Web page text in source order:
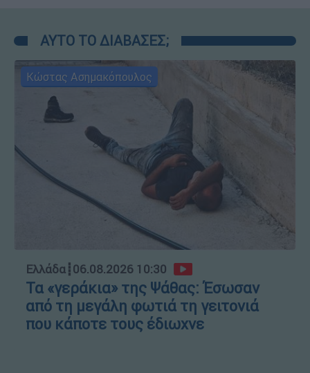
ΑΥΤΟ ΤΟ ΔΙΑΒΑΣΕΣ;
Κώστας Ασημακόπουλος
Ελλάδα┋06.08.2026 10:30
Τα «γεράκια» της Ψάθας: Έσωσαν
από τη μεγάλη φωτιά τη γειτονιά
που κάποτε τους έδιωχνε